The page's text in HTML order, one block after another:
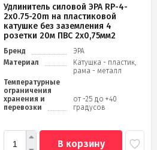
Удлинитель силовой ЭРА RP-4-
2x0.75-20m на пластиковой
катушке без заземления 4
розетки 20м ПВС 2х0,75мм2
Бренд
ЭРА
Материал
Катушка - пластик,
рама - металл
Температурные
ограничения
хранения и
перевозки
от -25 до +40
градусов
В корзину